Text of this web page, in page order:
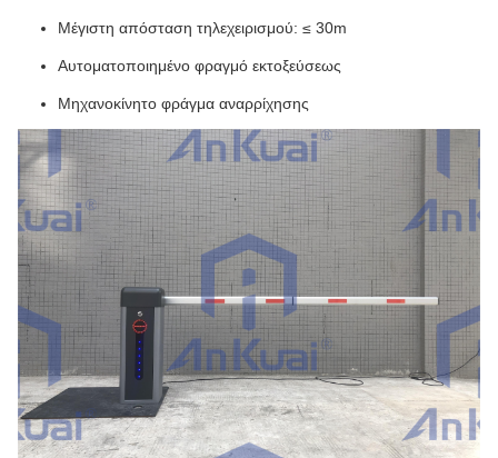
Μέγιστη απόσταση τηλεχειρισμού: ≤ 30m
Αυτοματοποιημένο φραγμό εκτοξεύσεως
Μηχανοκίνητο φράγμα αναρρίχησης